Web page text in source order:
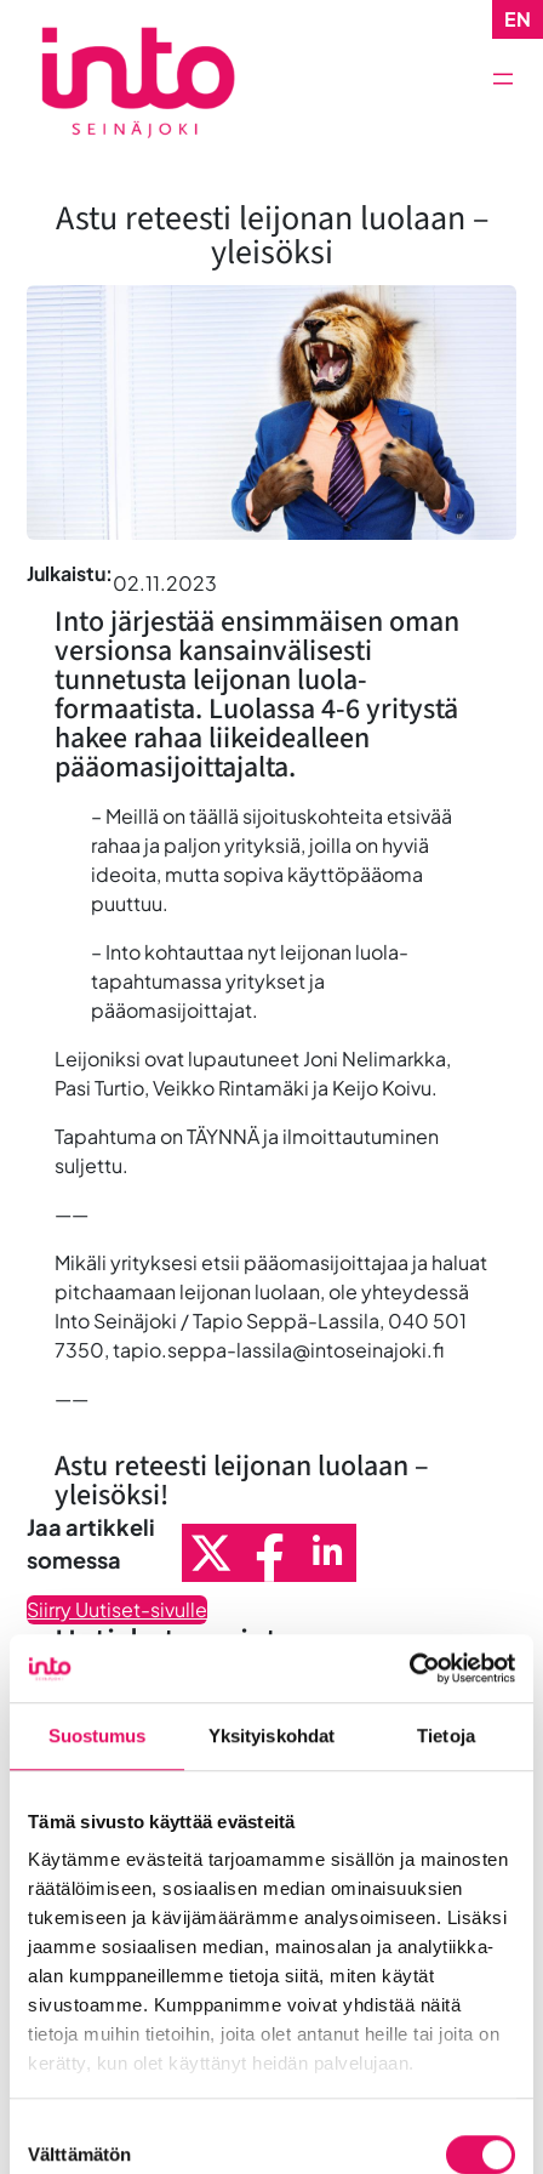
Suostumus Yksityiskohdat Tietoja
Tämä sivusto käyttää evästeitä
Käytämme evästeitä tarjoamamme sisällön ja mainosten
räätälöimiseen, sosiaalisen median ominaisuuksien
tukemiseen ja kävijämäärämme analysoimiseen. Lisäksi
jaamme sosiaalisen median, mainosalan ja analytiikka-
alan kumppaneillemme tietoja siitä, miten käytät
sivustoamme. Kumppanimme voivat yhdistää näitä
tietoja muihin tietoihin, joita olet antanut heille tai joita on
kerätty, kun olet käyttänyt heidän palvelujaan.
valinta
Välttämätön
sisältöön
EN
Astu reteesti leijonan luolaan –
yleisöksi
Julkaistu:02.11.2023
Into järjestää ensimmäisen oman
versionsa kansainvälisesti
tunnetusta leijonan luola-
formaatista. Luolassa 4-6 yritystä
hakee rahaa liikeidealleen
pääomasijoittajalta.
– Meillä on täällä sijoituskohteita etsivää
rahaa ja paljon yrityksiä, joilla on hyviä
ideoita, mutta sopiva käyttöpääoma
puuttuu.
– Into kohtauttaa nyt leijonan luola-
tapahtumassa yritykset ja
pääomasijoittajat.
Leijoniksi ovat lupautuneet Joni Nelimarkka,
Pasi Turtio, Veikko Rintamäki ja Keijo Koivu.
Tapahtuma on TÄYNNÄ ja ilmoittautuminen
suljettu.
——
Mikäli yrityksesi etsii pääomasijoittajaa ja haluat
pitchaamaan leijonan luolaan, ole yhteydessä
Into Seinäjoki / Tapio Seppä-Lassila, 040 501
7350, tapio.seppa-lassila@intoseinajoki.fi
——
Astu reteesti leijonan luolaan –
yleisöksi!
Jaa artikkeli
somessa
Siirry Uutiset-sivulle
Uutiskategoriat
Sijoittuminen Seinäjoelle
Startup-yrittäjyys
Tallenteet
Tapahtumat
Töihin Seinäjoelle
Yrittäjätarinat
Yrityskaupat
Yritysneuvonta
Yritysrahoitus
Yritysuutiset
Uusimmat uutiset
Liiketoiminta lentoon -
valmennuksessa hyödyt ryhmän
tuesta
Uutiset